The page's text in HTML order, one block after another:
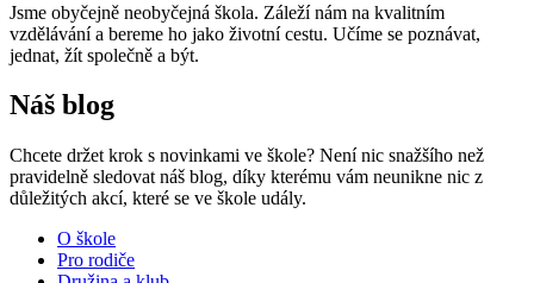
Jsme obyčejně neobyčejná škola. Záleží nám na kvalitním
vzdělávání a bereme ho jako životní cestu. Učíme se poznávat,
jednat, žít společně a být.
Náš blog
Chcete držet krok s novinkami ve škole? Není nic snažšího než
pravidelně sledovat náš blog, díky kterému vám neunikne nic z
důležitých akcí, které se ve škole udály.
O škole
Pro rodiče